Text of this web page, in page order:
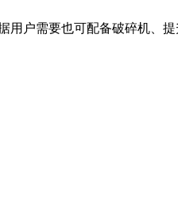
户需要也可配备破碎机、